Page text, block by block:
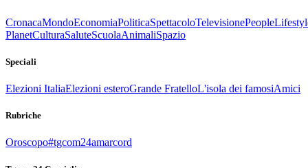
CronacaMondoEconomiaPoliticaSpettacoloTelevisionePeople
PlanetCulturaSaluteScuolaAnimaliSpazio
Speciali
Elezioni ItaliaElezioni esteroGrande FratelloL'isola dei famosiAmici
Rubriche
Oroscopo#tgcom24amarcord